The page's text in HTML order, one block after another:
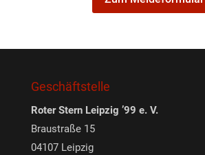
Geschäftstelle
Roter Stern Leipzig ’99 e. V.
Braustraße 15
04107 Leipzig